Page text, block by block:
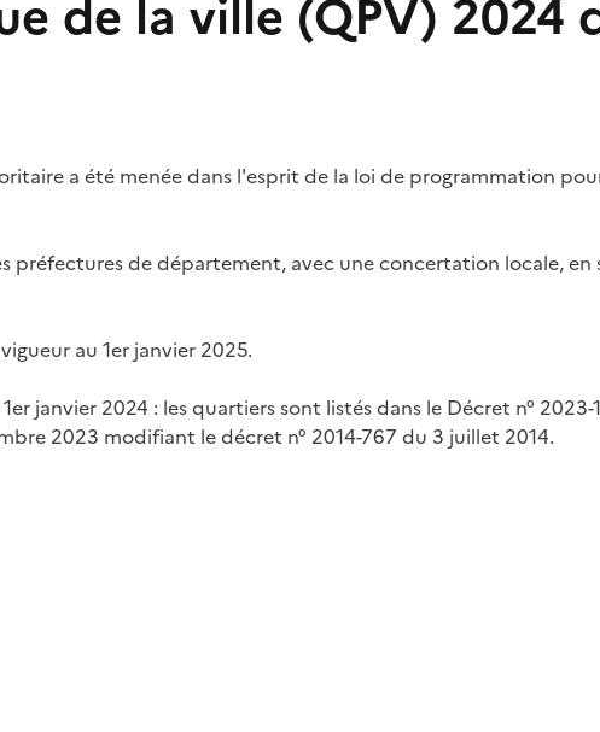
de la ville (QPV) 2024
a été menée dans l'esprit de la loi de programmation
de département, avec une concertation locale,
au 1er janvier 2025.
janvier 2024 : les quartiers sont listés dans le Décret n°
2023 modifiant le décret n° 2014-767 du 3 juillet 2014.